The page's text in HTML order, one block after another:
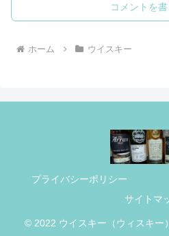
コメントを
ホーム ウイスキー
プライバシーポリシー
サイトマ
© 2022 ウイスキー（ウィスキー